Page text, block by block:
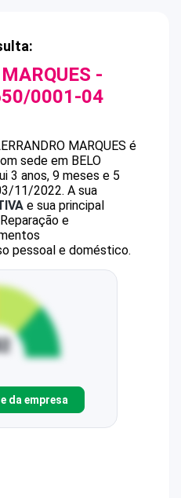
-
0001-04
MARQUES é
sede em BELO
3 anos, 9 meses e 5
11/2022. A sua
e sua principal
e
pessoal e doméstico.
da empresa